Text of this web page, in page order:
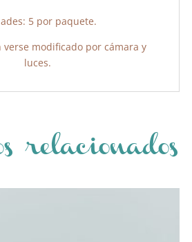
5 por paquete.
verse modificado por cámara y
luces.
relacionados